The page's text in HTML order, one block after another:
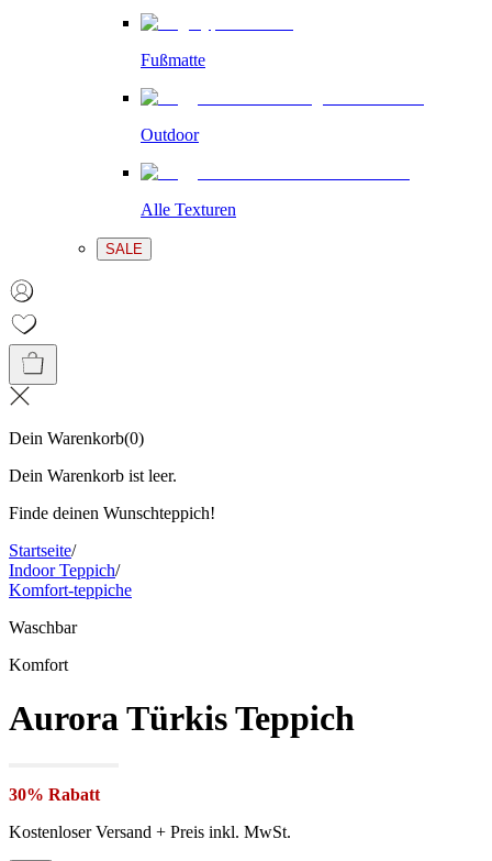
Fußmatte
Outdoor
Alle Texturen
SALE
Dein Warenkorb(0)
Dein Warenkorb ist leer.
Finde deinen Wunschteppich!
Startseite/
Indoor Teppich/
Komfort-teppiche
Waschbar
Komfort
Aurora Türkis Teppich
30% Rabatt
Kostenloser Versand + Preis inkl. MwSt.